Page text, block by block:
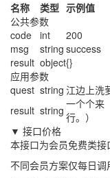
名称
类型 示例值
公共参数
code int 200
msg
string success
result object{}
应用参数
quest string 江边上洗
result string 一个个来
行。）
▼ 接口价格
本接口为会员免费类
不同会员方案仅每日